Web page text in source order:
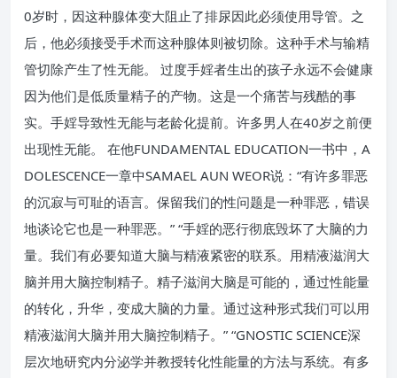
0岁时，因这种腺体变大阻止了排尿因此必须使用导管。之
后，他必须接受手术而这种腺体则被切除。这种手术与输精
管切除产生了性无能。 过度手婬者生出的孩子永远不会健康
因为他们是低质量精子的产物。这是一个痛苦与残酷的事
实。手婬导致性无能与老龄化提前。许多男人在40岁之前便
出现性无能。 在他FUNDAMENTAL EDUCATION一书中，A
DOLESCENCE一章中SAMAEL AUN WEOR说：“有许多罪恶
的沉寂与可耻的语言。保留我们的性问题是一种罪恶，错误
地谈论它也是一种罪恶。” “手婬的恶行彻底毁坏了大脑的力
量。我们有必要知道大脑与精液紧密的联系。用精液滋润大
脑并用大脑控制精子。精子滋润大脑是可能的，通过性能量
的转化，升华，变成大脑的力量。通过这种形式我们可以用
精液滋润大脑并用大脑控制精子。” “GNOSTIC SCIENCE深
层次地研究内分泌学并教授转化性能量的方法与系统。有多